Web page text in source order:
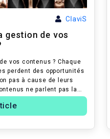
ClaviS
gestion de vos
vos contenus ? Chaque
perdent des opportunités
pas à cause de leurs
ne parlent pas la